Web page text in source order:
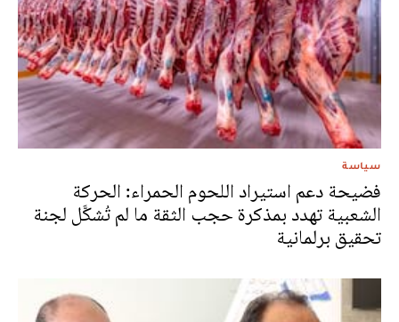
سياسة
فضيحة دعم استيراد اللحوم الحمراء: الحركة
الشعبية تهدد بمذكرة حجب الثقة ما لم تُشكَّل لجنة
تحقيق برلمانية